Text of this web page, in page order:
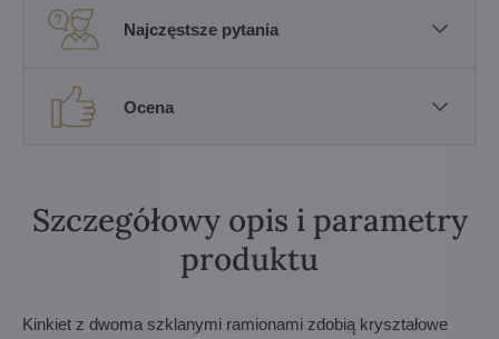
Najczęstsze pytania
Ocena
Szczegółowy opis i parametry
produktu
Kinkiet z dwoma szklanymi ramionami zdobią kryształowe